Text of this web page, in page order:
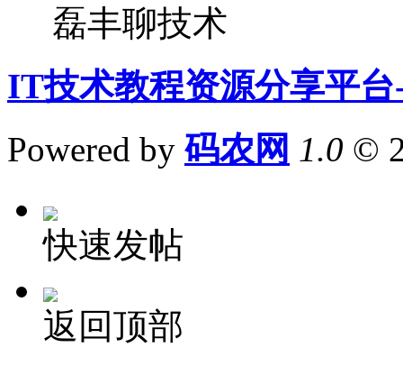
磊丰聊技术
IT技术教程资源分享平
Powered by 码农网 1.0 ©
快速发帖
返回顶部